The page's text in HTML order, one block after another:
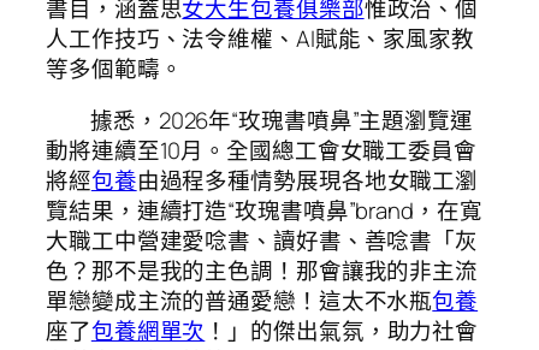
書目，涵蓋思女大生包養俱樂部惟政治、個
人工作技巧、法令維權、AI賦能、家風家教
等多個範疇。
據悉，2026年“玫瑰書噴鼻”主題瀏覽運
動將連續至10月。全國總工會女職工委員會
將經包養由過程多種情勢展現各地女職工瀏
覽結果，連續打造“玫瑰書噴鼻”brand，在寬
大職工中營建愛唸書、讀好書、善唸書「灰
色？那不是我的主色調！那會讓我的非主流
單戀變成主流的普通愛戀！這太不水瓶包養
座了包養網單次 ！」的傑出氣氛，助力社會